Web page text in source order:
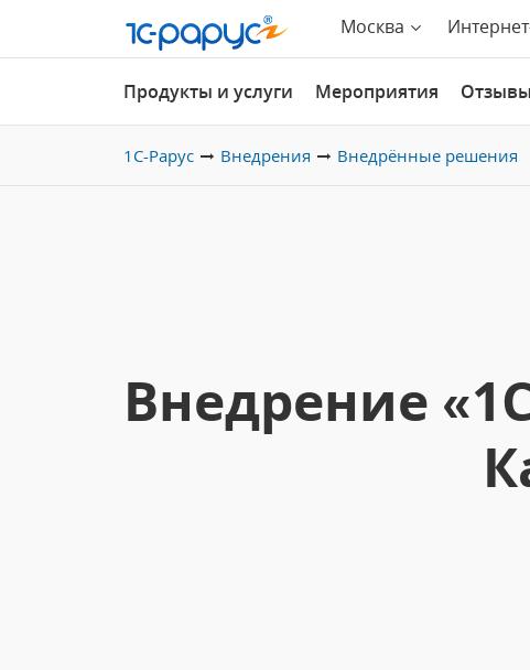
Москва
Продукты и услуги Мероприятия Отзывы
1С-Рарус Внедрения Внедрённые решения
Внедрение